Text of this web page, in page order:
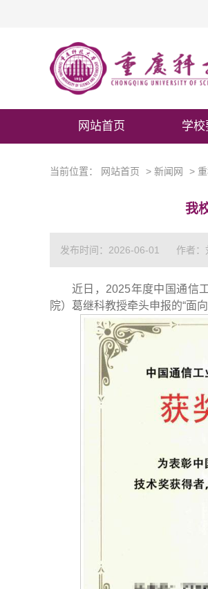
网站首页 学校
当前位置： 网站首页 > 新闻网 >
我
发布时间：2026-06-01 作者：
近日，2025年度中国通信
院）葛继科教授牵头申报的“面